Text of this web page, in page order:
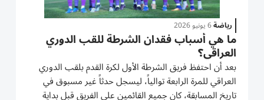
رياضة6 يونيو 2026
ما هي أسباب فقدان الشرطة للقب الدوري
العراقي؟
بعد أن احتفظ فريق الشرطة الأول لكرة القدم بلقب الدوري
العراقي للمرة الرابعة توالياً، ليسجل حدثاً غير مسبوق في
تاريخ المسابقة، كان جميع القائمين على الفريق قبل بداية